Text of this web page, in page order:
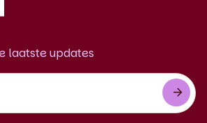
laatste updates